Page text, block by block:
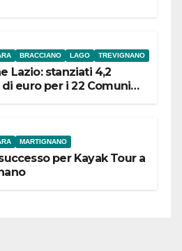
BRACCIANO LAGO TREVIGNANO
Lazio: stanziati 4,2
euro per i 22 Comuni
MARTIGNANO
per Kayak Tour a